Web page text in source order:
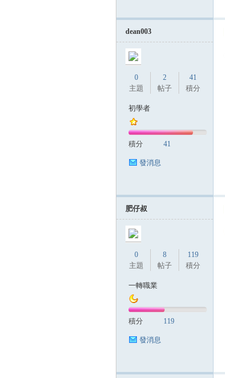
dean003
0
主題
2
帖子
41
積分
初學者
積分 41
發消息
肥仔叔
0
主題
8
帖子
119
積分
一轉職業
積分 119
發消息